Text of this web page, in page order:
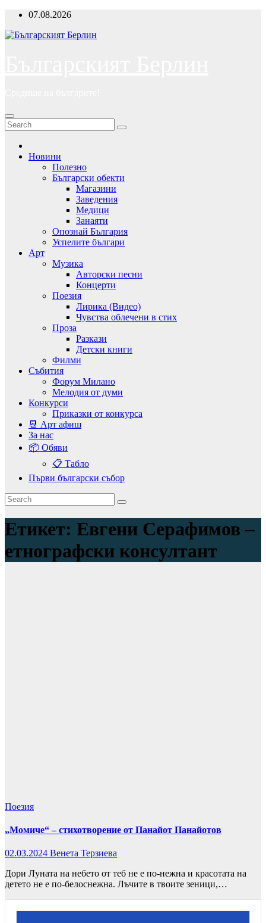
Skip
content
07.08.2026
Новини
Полезно
Български обекти
Магазини
Заведения
Медици
Занаяти
Опознай България
Успелите българи
Арт
Музика
Авторски песни
Концерти
Поезия
Лирика (Видео)
Чувства облечени в стих
Проза
Разкази
Детски книги
Филми
Събития
Форум Милано
Мелодия от думи
Конкурси
Приказки от конкурса
📆 Арт афиш
За нас
📦 Обяви
📋 Табло
Първи български събор
Етикет: Евгени Серафимов –
етнографски консултант
Поезия
„Момиче“ – стихотворение от Панайот Панайотов
02.03.2024 Венета Терзиева
Дори Луната на небето от теб не е по-нежна и красотата на
детето не е по-белоснежна. Лъчите в твоите зеници,…